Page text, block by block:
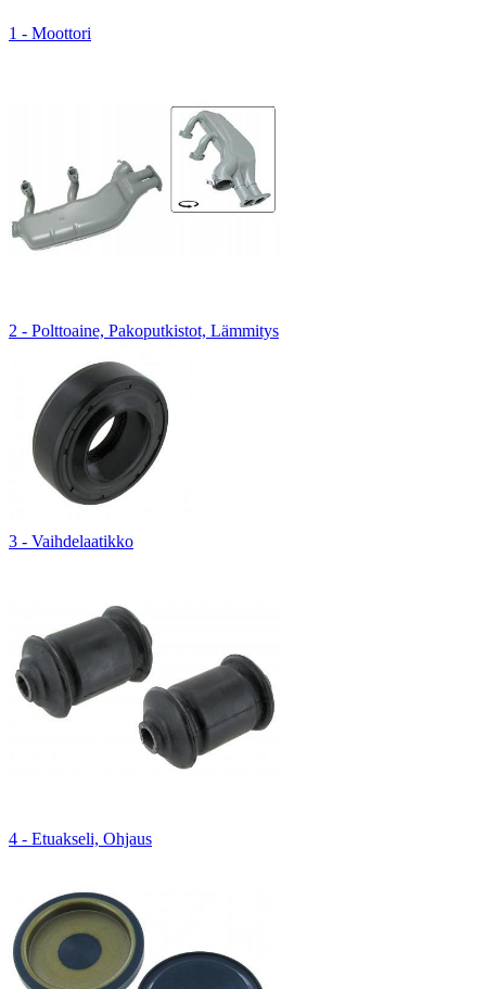
1 - Moottori
2 - Polttoaine, Pakoputkistot, Lämmitys
3 - Vaihdelaatikko
4 - Etuakseli, Ohjaus